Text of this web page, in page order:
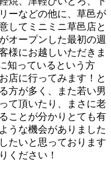
ーなどの他に、草邑が
してミニミニ草邑店と
オープンした最初の週
様にお越しいただきま
知っているという方
店に行ってみます！と
方が多く、また若い男
て頂いたり、まさに老
ことが分かりとても有
うな機会がありました
たいと思っております
ください！